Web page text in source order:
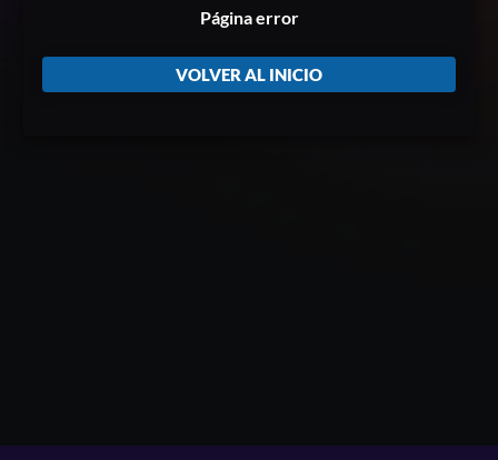
Página error
VOLVER AL INICIO